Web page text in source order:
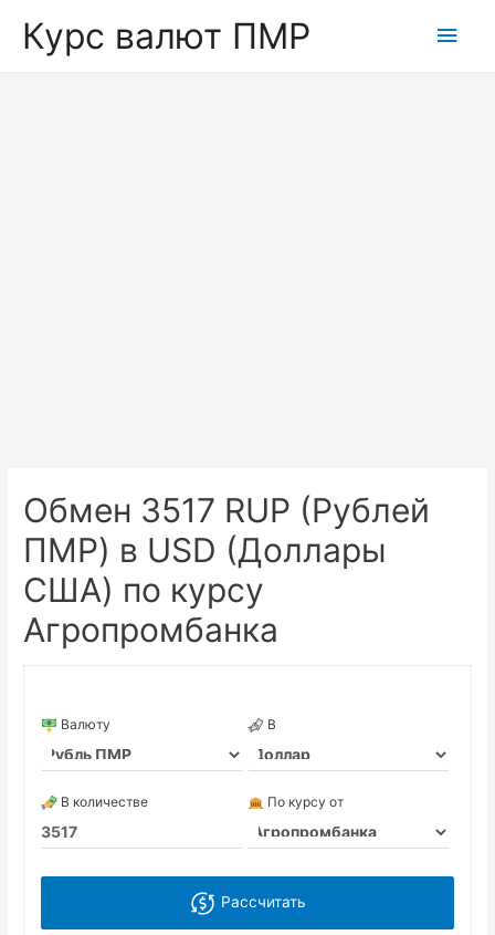
Курс валют ПМР
Обмен 3517 RUP (Рублей
ПМР) в USD (Доллары
США) по курсу
Агропромбанка
Валюту В
В количестве По курсу от
Рассчитать